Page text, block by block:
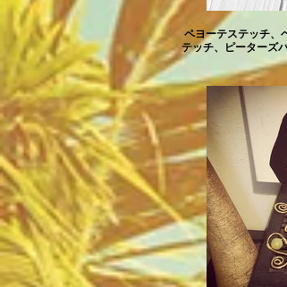
ペヨーテステッチ、
テッチ、ピーターズ